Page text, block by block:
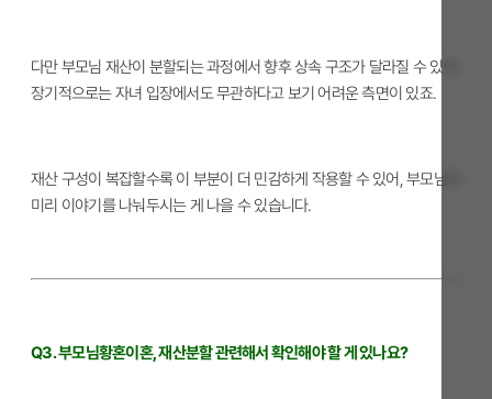
다만 부모님 재산이 분할되는 과정에서 향후 상속 구조가 달라질 수 있어,
장기적으로는 자녀 입장에서도 무관하다고 보기 어려운 측면이 있죠.
재산 구성이 복잡할수록 이 부분이 더 민감하게 작용할 수 있어, 부모님과
미리 이야기를 나눠두시는 게 나을 수 있습니다.
Q3. 부모님황혼이혼, 재산분할 관련해서 확인해야 할 게 있나요?